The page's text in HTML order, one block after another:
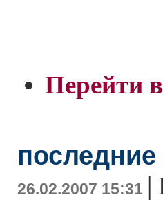
Перейти
последние
26.02.2007 15:31 |